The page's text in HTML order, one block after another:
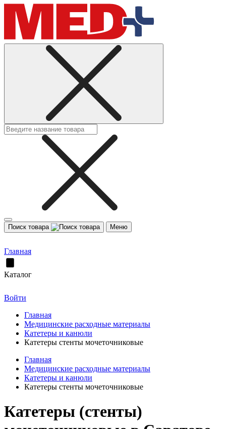
Поиск товара Меню
Главная
Каталог
Войти
Главная
Медицинские расходные материалы
Катетеры и канюли
Катетеры стенты мочеточниковые
Главная
Медицинские расходные материалы
Катетеры и канюли
Катетеры стенты мочеточниковые
Катетеры (стенты)